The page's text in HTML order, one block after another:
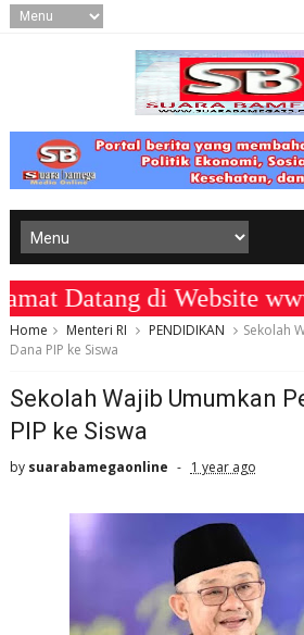
Datang di Website
Home Menteri RI PENDIDIKAN
Sekolah
Dana PIP ke Siswa
Sekolah Wajib Umumkan
PIP ke Siswa
by suarabamegaonline 1 year ago